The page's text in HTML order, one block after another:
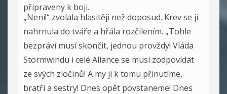
připraveny k boji.
„Není!“ zvolala hlasitěji než doposud. Krev se jí
nahrnula do tváře a hřála rozčilením. „Tohle
bezpráví musí skončit, jednou provždy! Vláda
Stormwindu i celé Aliance se musí zodpovídat
ze svých zločinů! A my ji k tomu přinutíme,
bratři a sestry! Dnes opět povstaneme! Dnes